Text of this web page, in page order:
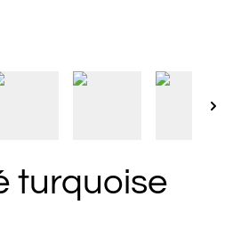
turquoise